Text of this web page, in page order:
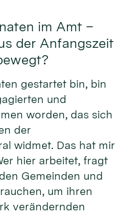
im Amt –
der Anfangszeit
gestartet bin, bin
und
worden, das sich
der
widmet. Das hat mir
hier arbeitet, fragt
Gemeinden und
um ihren
verändernden